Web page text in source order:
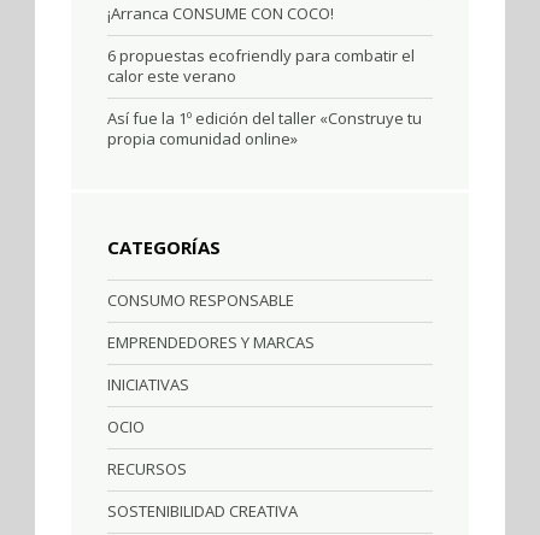
¡Arranca CONSUME CON COCO!
6 propuestas ecofriendly para combatir el
calor este verano
Así fue la 1º edición del taller «Construye tu
propia comunidad online»
CATEGORÍAS
CONSUMO RESPONSABLE
EMPRENDEDORES Y MARCAS
INICIATIVAS
OCIO
RECURSOS
SOSTENIBILIDAD CREATIVA